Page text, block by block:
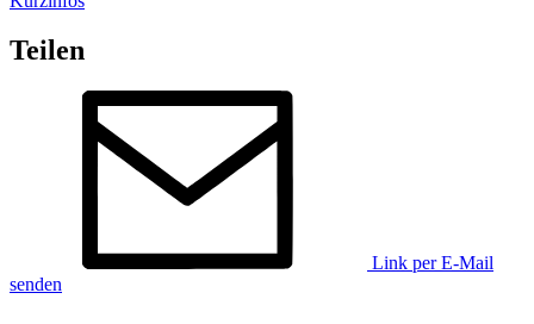
Teilen
Link per E-Mail
senden